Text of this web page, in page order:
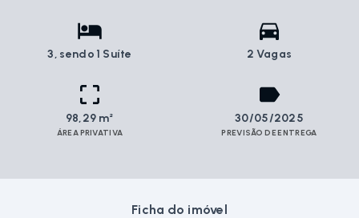
3, sendo 1 Suíte 2 Vagas
98,29 m²
ÁREA PRIVATIVA
30/05/2025
PREVISÃO DE ENTREGA
Ficha do imóvel